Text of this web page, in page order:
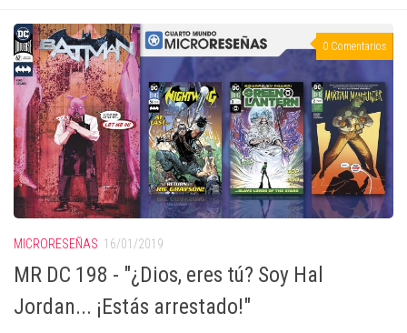
0 Comentarios
MICRORESEÑAS 16/01/2019
MR DC 198 - "¿Dios, eres tú? Soy Hal
Jordan... ¡Estás arrestado!"